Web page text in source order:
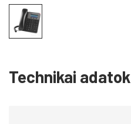
Technikai adatok